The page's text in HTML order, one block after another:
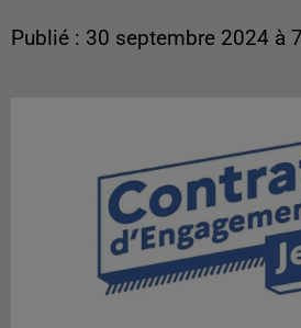
Publié : 30 septembre 2024 à